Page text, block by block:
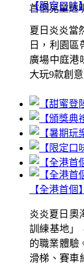
首個兒童透
【限定口味
夏日炎炎當
日，利園
廣場中庭港
大玩9款創
【全港首
炎炎夏日奧
訓練基地」
的職業體驗
滑梯、賽車